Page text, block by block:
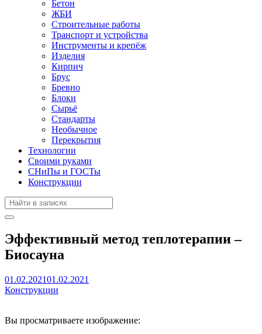
Бетон
ЖБИ
Строительные работы
Транспорт и устройства
Инструменты и крепёж
Изделия
Кирпич
Брус
Бревно
Блоки
Сырьё
Стандарты
Необычное
Перекрытия
Технологии
Своими руками
СНиПы и ГОСТы
Конструкции
Эффективный метод теплотерапии –
Биосауна
01.02.202101.02.2021
Конструкции
Вы просматриваете изображение: